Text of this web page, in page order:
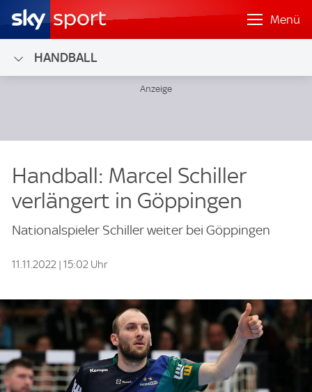
Menü
HANDBALL
Handball: Marcel Schiller
verlängert in Göppingen
Nationalspieler Schiller weiter bei Göppingen
11.11.2022 | 15:02 Uhr